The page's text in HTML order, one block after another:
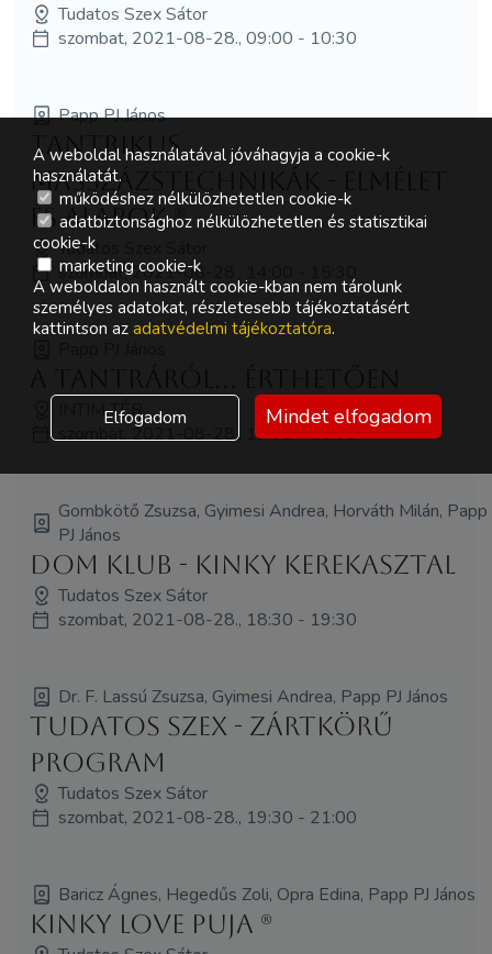
Tudatos Szex Sátor
szombat, 2021-08-28., 09:00 - 10:30
Papp PJ János
Tantrikus
masszázstechnikák - elmélet
és alapok (R)
Tudatos Szex Sátor
szombat, 2021-08-28., 14:00 - 15:30
INTIM TÉR
szombat, 2021-08-28., 17:00 - 18:30
Gombkötő Zsuzsa, Gyimesi Andrea, Horváth Milán, Papp
PJ János
Dom Klub - kinky kerekasztal
Tudatos Szex Sátor
szombat, 2021-08-28., 18:30 - 19:30
Dr. F. Lassú Zsuzsa, Gyimesi Andrea, Papp PJ János
Tudatos Szex - zártkörű
program
Tudatos Szex Sátor
szombat, 2021-08-28., 19:30 - 21:00
Baricz Ágnes, Hegedűs Zoli, Opra Edina, Papp PJ János
Kinky love puja (R)
A weboldal használatával jóváhagyja a cookie-k
használatát.
működéshez nélkülözhetetlen cookie-k
adatbiztonsághoz nélkülözhetetlen és statisztikai
cookie-k
marketing cookie-k
A weboldalon használt cookie-kban nem tárolunk
személyes adatokat, részletesebb tájékoztatásért
kattintson az adatvédelmi tájékoztatóra.
Elfogadom Mindet elfogadom